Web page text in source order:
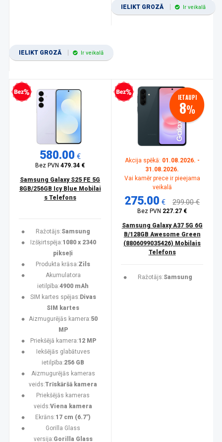
IELIKT GROZĀ Ir veikalā
IELIKT GROZĀ Ir veikalā
kredīts
580.00 €
Bez PVN479.34 €
Samsung Galaxy S25 FE 5G
8GB/256GB Icy Blue Mobilai
s Telefons
Ražotājs:Samsung
Izšķirtspēja:1080 x 2340
pikseļi
Produkta krāsa:Zils
Akumulatora
ietilpība:4900 mAh
SIM kartes spējas: Divas
SIM kartes
Aizmugurējās kamera:50
MP
Priekšējā kamera:12 MP
Iekšējās glabātuves
ietilpība:256 GB
Aizmugurējās kameras
veids:Trīskāršā kamera
Priekšējās kameras
veids:Viena kamera
Ekrāns:17 cm (6.7")
Gorilla Glass
versija:Gorilla Glass
Bezprocentu kredīts IETAUPI
8%
Akcija spēkā: 01.08.2026. -
31.08.2026.
Vai kamēr prece ir pieejama
veikalā
275.00 € 299.00 €
Bez PVN 227.27 €
Samsung Galaxy A37 5G 6G
B/128GB Awesome Green
(8806099035426) Mobilais
Telefons
Ražotājs:Samsung